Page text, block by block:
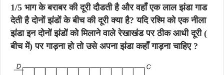
1/5 भाग के बराबर की दूरी दौडती है और वहाँ एक लाल झंडा गाड
देती है दोनों झंडों के बीच की दूरी क्या है? यदि रश्मि को एक नीला
झंडा इन दोनों झंडों को मिलाने वाले रेखाखंड पर ठीक आधी दूरी (
बीच में) पर गाड़ना हो तो उसे अपना झंडा कहाँ गाड़ना चाहिए ?